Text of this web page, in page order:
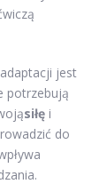
jest
potrzebują
siłę i
do